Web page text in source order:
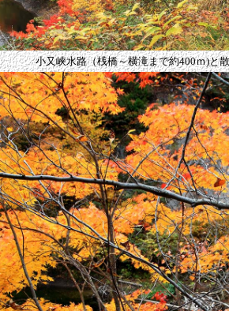
小又峡水路（桟橋～横滝まで約400ｍ)と